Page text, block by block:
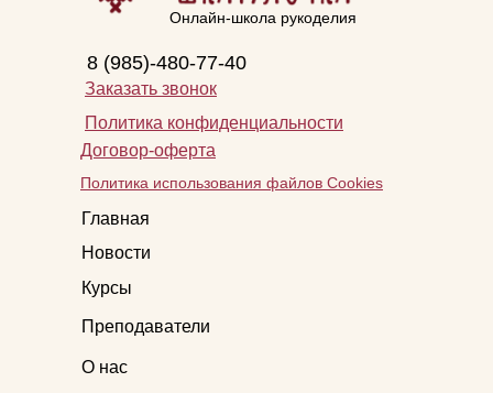
Онлайн-школа рукоделия
8 (985)-480-77-40
Заказать звонок
Главная
Новости
Курсы
Преподаватели
Политика конфиденциальности
О нас
Договор-оферта
Политика использования файлов Cookies